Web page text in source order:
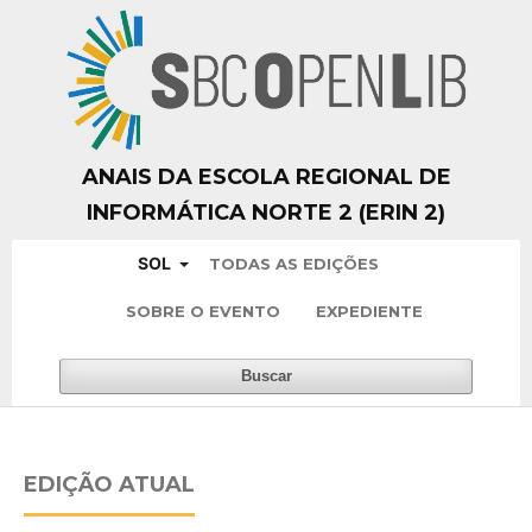
ANAIS DA ESCOLA REGIONAL DE
INFORMÁTICA NORTE 2 (ERIN 2)
SOL TODAS AS EDIÇÕES
SOBRE O EVENTO EXPEDIENTE
Buscar
EDIÇÃO ATUAL